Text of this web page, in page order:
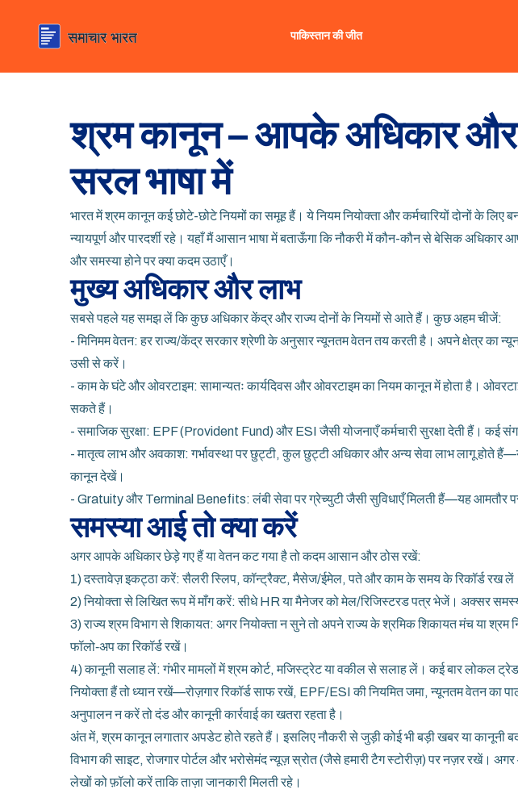
पाकिस्तान की जीत
श्रम कानून – आपके अधिकार और
सरल भाषा में
भारत में श्रम कानून कई छोटे-छोटे नियमों का समूह हैं। ये नियम नियोक्ता और कर्मचारियों दोनों के लिए
न्यायपूर्ण और पारदर्शी रहे। यहाँ मैं आसान भाषा में बताऊँगा कि नौकरी में कौन-कौन से बेसिक अधिकार
और समस्या होने पर क्या कदम उठाएँ।
मुख्य अधिकार और लाभ
सबसे पहले यह समझ लें कि कुछ अधिकार केंद्र और राज्य दोनों के नियमों से आते हैं। कुछ अहम चीजें:
- मिनिमम वेतन: हर राज्य/केंद्र सरकार श्रेणी के अनुसार न्यूनतम वेतन तय करती है। अपने क्षेत्र का
उसी से करें।
- काम के घंटे और ओवरटाइम: सामान्यतः कार्यदिवस और ओवरटाइम का नियम कानून में होता है।
सकते हैं।
- समाजिक सुरक्षा: EPF (Provident Fund) और ESI जैसी योजनाएँ कर्मचारी सुरक्षा देती हैं। कई
- मातृत्व लाभ और अवकाश: गर्भावस्था पर छुट्टी, कुल छुट्टी अधिकार और अन्य सेवा लाभ लागू होते
कानून देखें।
- Gratuity और Terminal Benefits: लंबी सेवा पर ग्रेच्युटी जैसी सुविधाएँ मिलती हैं—यह आमतौर
समस्या आई तो क्या करें
अगर आपके अधिकार छेड़े गए हैं या वेतन कट गया है तो कदम आसान और ठोस रखें:
1) दस्तावेज़ इकट्ठा करें: सैलरी स्लिप, कॉन्ट्रैक्ट, मैसेज/ईमेल, पते और काम के समय के रिकॉर्ड रख
2) नियोक्ता से लिखित रूप में माँग करें: सीधे HR या मैनेजर को मेल/रिजिस्टरड पत्र भेजें। अक्सर
3) राज्य श्रम विभाग से शिकायत: अगर नियोक्ता न सुने तो अपने राज्य के श्रमिक शिकायत मंच या श्रम
फॉलो‑अप का रिकॉर्ड रखें।
4) कानूनी सलाह लें: गंभीर मामलों में श्रम कोर्ट, मजिस्ट्रेट या वकील से सलाह लें। कई बार लोकल
नियोक्ता हैं तो ध्यान रखें—रोज़गार रिकॉर्ड साफ रखें, EPF/ESI की नियमित जमा, न्यूनतम वेतन का
अनुपालन न करें तो दंड और कानूनी कार्रवाई का खतरा रहता है।
अंत में, श्रम कानून लगातार अपडेट होते रहते हैं। इसलिए नौकरी से जुड़ी कोई भी बड़ी खबर या कानूनी
विभाग की साइट, रोजगार पोर्टल और भरोसेमंद न्यूज़ स्रोत (जैसे हमारी टैग स्टोरीज़) पर नज़र रखें।
लेखों को फ़ॉलो करें ताकि ताज़ा जानकारी मिलती रहे।